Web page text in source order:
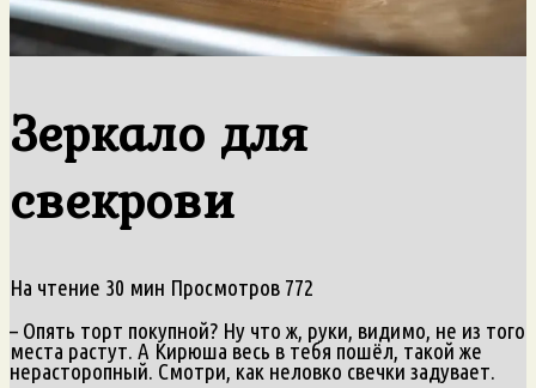
Зеркало для
свекрови
На чтение 30 мин Просмотров 772
– Опять торт покупной? Ну что ж, руки, видимо, не из того
места растут. А Кирюша весь в тебя пошёл, такой же
нерасторопный. Смотри, как неловко свечки задувает.